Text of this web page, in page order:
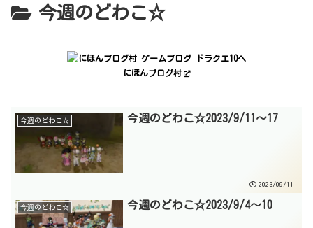
今週のどわこ☆
にほんブログ村
今週のどわこ☆ 今週のどわこ☆2023/9/11～17
2023/09/11
今週のどわこ☆ 今週のどわこ☆2023/9/4～10